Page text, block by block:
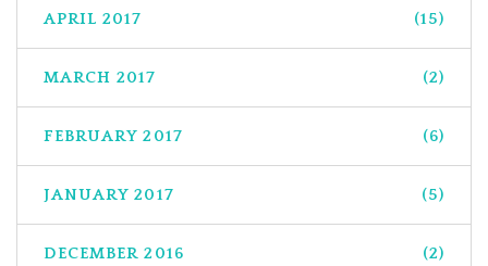
APRIL 2017 (15)
MARCH 2017 (2)
FEBRUARY 2017 (6)
JANUARY 2017 (5)
DECEMBER 2016 (2)